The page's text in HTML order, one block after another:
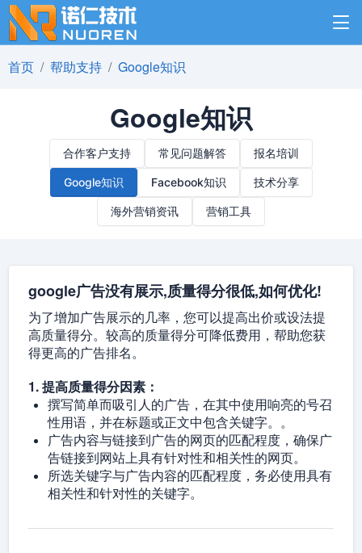
首页 帮助支持 Google知识
Google知识
合作客户支持 常见问题解答 报名培训
Google知识 Facebook知识 技术分享
海外营销资讯 营销工具
google广告没有展示,质量得分很低,如何优化!
为了增加广告展示的几率，您可以提高出价或设法提
高质量得分。较高的质量得分可降低费用，帮助您获
得更高的广告排名。
1. 提高质量得分因素：
撰写简单而吸引人的广告，在其中使用响亮的号召
性用语，并在标题或正文中包含关键字。。
广告内容与链接到广告的网页的匹配程度，确保广
告链接到网站上具有针对性和相关性的网页。
所选关键字与广告内容的匹配程度，务必使用具有
相关性和针对性的关键字。